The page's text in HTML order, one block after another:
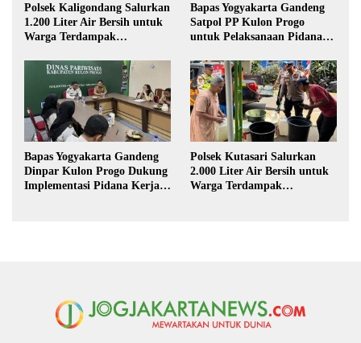
Polsek Kaligondang Salurkan
1.200 Liter Air Bersih untuk
Warga Terdampak
Bapas Yogyakarta Gandeng
Satpol PP Kulon Progo
untuk Pelaksanaan Pidana
Bapas Yogyakarta Gandeng
Dinpar Kulon Progo Dukung
Implementasi Pidana Kerja
Polsek Kutasari Salurkan
2.000 Liter Air Bersih untuk
Warga Terdampak